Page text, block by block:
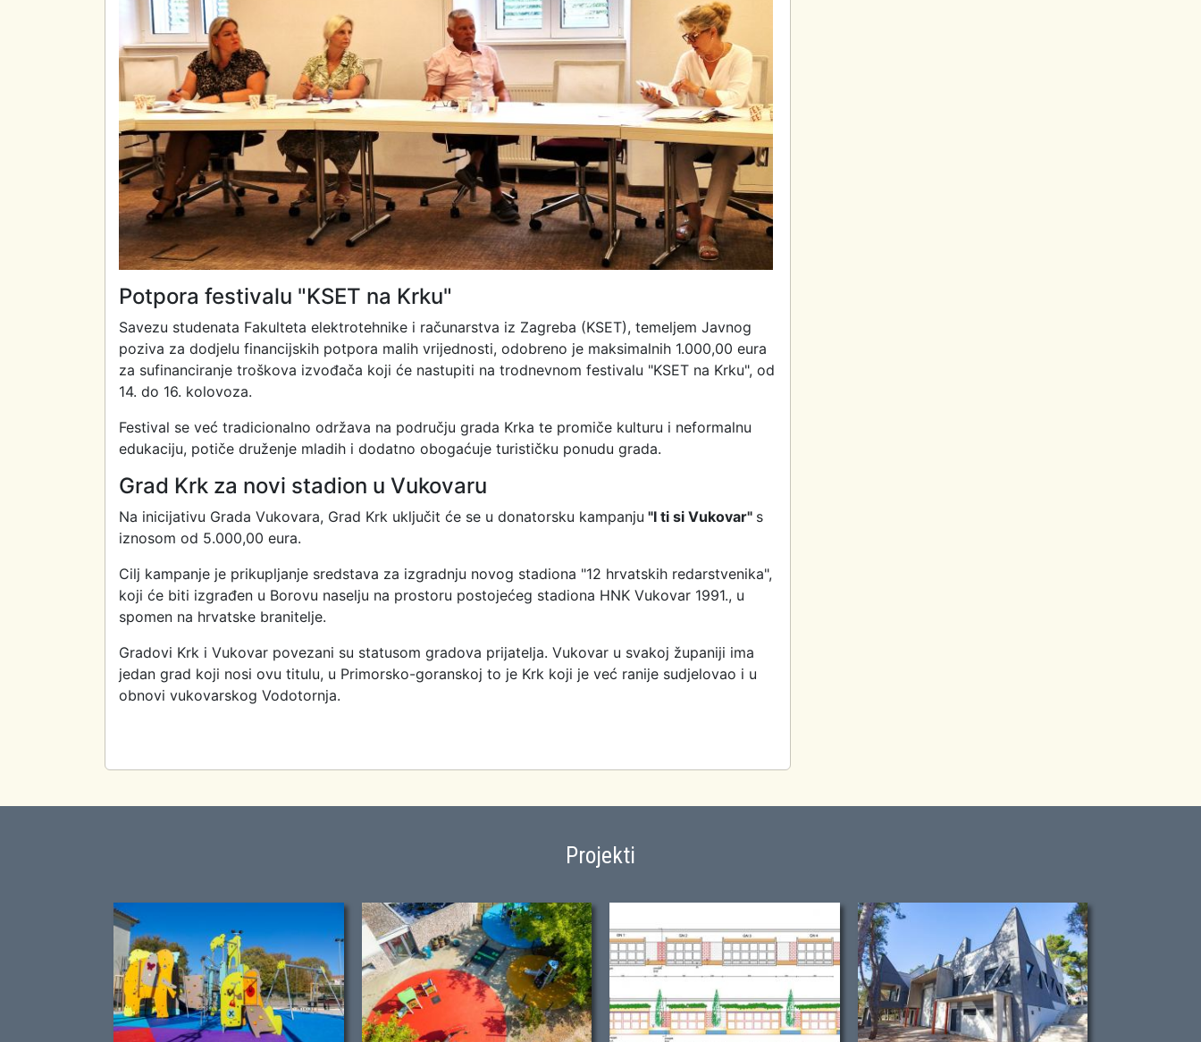
Potpora festivalu "KSET na Krku"
Savezu studenata Fakulteta elektrotehnike i računarstva iz Zagreba (KSET), temeljem Javnog
poziva za dodjelu financijskih potpora malih vrijednosti, odobreno je maksimalnih 1.000,00 eura
za sufinanciranje troškova izvođača koji će nastupiti na trodnevnom festivalu "KSET na Krku", od
14. do 16. kolovoza.
Festival se već tradicionalno održava na području grada Krka te promiče kulturu i neformalnu
edukaciju, potiče druženje mladih i dodatno obogaćuje turističku ponudu grada.
Grad Krk za novi stadion u Vukovaru
Na inicijativu Grada Vukovara, Grad Krk uključit će se u donatorsku kampanju "I ti si Vukovar" s
iznosom od 5.000,00 eura.
Cilj kampanje je prikupljanje sredstava za izgradnju novog stadiona "12 hrvatskih redarstvenika",
koji će biti izgrađen u Borovu naselju na prostoru postojećeg stadiona HNK Vukovar 1991., u
spomen na hrvatske branitelje.
Gradovi Krk i Vukovar povezani su statusom gradova prijatelja. Vukovar u svakoj županiji ima
jedan grad koji nosi ovu titulu, u Primorsko-goranskoj to je Krk koji je već ranije sudjelovao i u
obnovi vukovarskog Vodotornja.
Projekti